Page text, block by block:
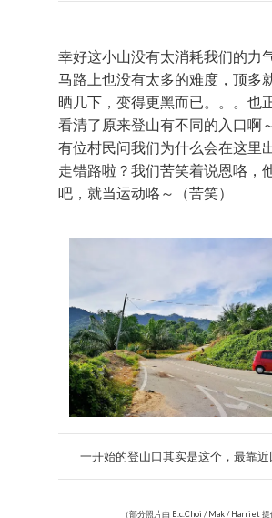
幸好这小山没有太消耗我们的力
马路上也没有太多的难度，顶多
晒几下，变得更黑而已。。。也
看清了原来登山有不同的入口啊
有位村民问我们为什么会在这里
走错路啦？我们苦笑着说恩咯，
吧，就当运动咯～（苦笑）
一开始的登山口其实是这个，最靠近
（部分照片由 E.c.Choi / Mak / Harriet 提